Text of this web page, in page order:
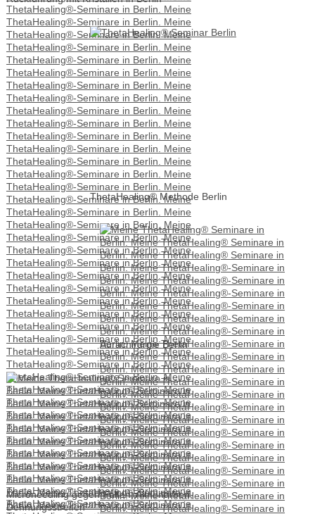
ThetaHealing® Methode Berlin
Aurachirurgie Berlin
Microneedling gegen Falten, Aknenarben,
Dehnungsstreifen